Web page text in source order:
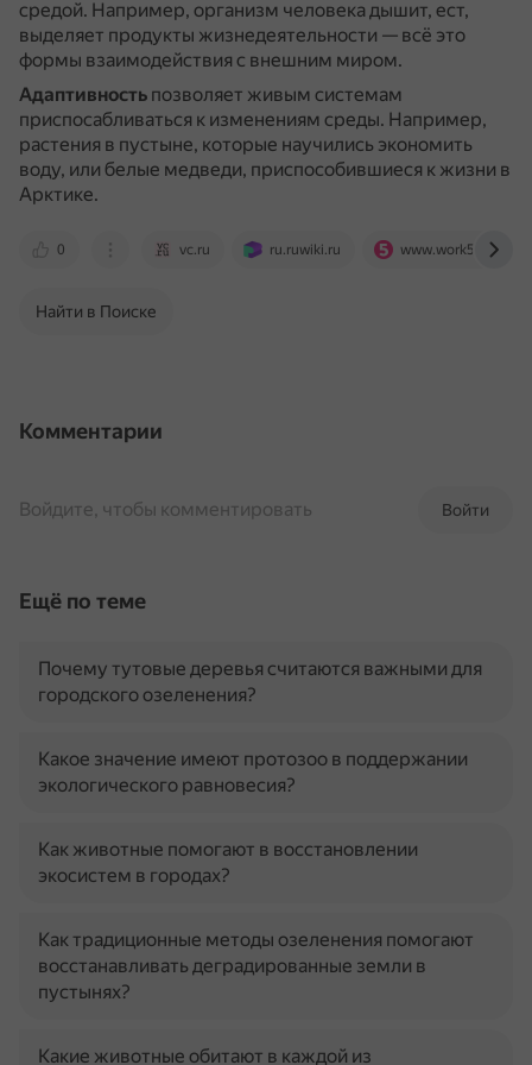
средой. Например, организм человека дышит, ест,
выделяет продукты жизнедеятельности — всё это
формы взаимодействия с внешним миром.
Адаптивность позволяет живым системам
приспосабливаться к изменениям среды. Например,
растения в пустыне, которые научились экономить
воду, или белые медведи, приспособившиеся к жизни в
Арктике.
0 vc.ru ru.ruwiki.ru www.work5.ru
Найти в Поиске
Комментарии
Войти
Войдите, чтобы комментировать
Ещё по теме
Почему тутовые деревья считаются важными для
городского озеленения?
Какое значение имеют протозоо в поддержании
экологического равновесия?
Как животные помогают в восстановлении
экосистем в городах?
Как традиционные методы озеленения помогают
восстанавливать деградированные земли в
пустынях?
Какие животные обитают в каждой из